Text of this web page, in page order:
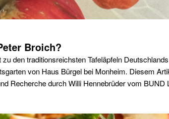
Broich?
den traditionsreichsten Tafeläpfeln
von Haus Bürgel bei Monheim. Diesem
Recherche durch Willi Hennebrüder vom BUND